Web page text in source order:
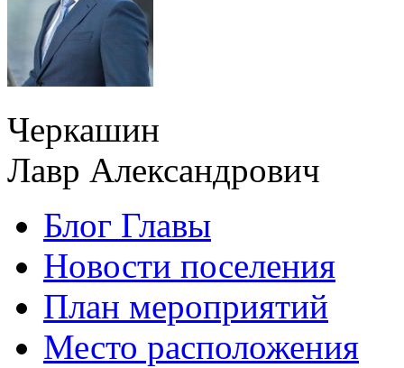
Черкашин
Лавр Александрович
Блог Главы
Новости поселения
План мероприятий
Место расположения